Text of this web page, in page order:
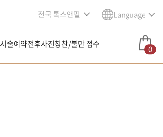
전국 톡스앤필 Language
시술예약전후사진칭찬/불만 접수 0